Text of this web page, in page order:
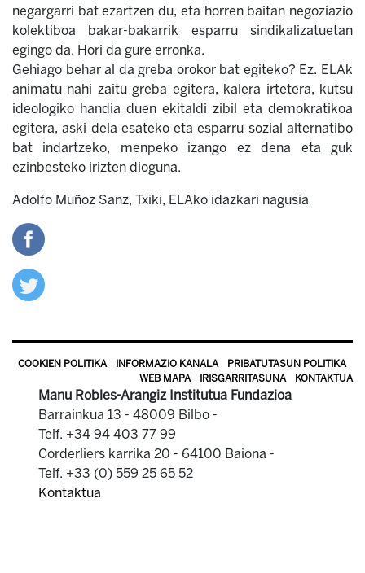
negargarri bat ezartzen du, eta horren baitan negoziazio
kolektiboa bakar-bakarrik esparru sindikalizatuetan
egingo da. Hori da gure erronka.
Gehiago behar al da greba orokor bat egiteko? Ez. ELAk
animatu nahi zaitu greba egitera, kalera irtetera, kutsu
ideologiko handia duen ekitaldi zibil eta demokratikoa
egitera, aski dela esateko eta esparru sozial alternatibo
bat indartzeko, menpeko izango ez dena eta guk
ezinbesteko irizten dioguna.
Adolfo Muñoz Sanz, Txiki, ELAko idazkari nagusia
COOKIEN POLITIKA INFORMAZIO KANALA
PRIBATUTASUN POLITIKA
WEB MAPA
IRISGARRITASUNA KONTAKTUA
Manu Robles-Arangiz Institutua Fundazioa
Barrainkua 13 - 48009 Bilbo -
Telf. +34 94 403 77 99
Corderliers karrika 20 - 64100 Baiona -
Telf. +33 (0) 559 25 65 52
Kontaktua